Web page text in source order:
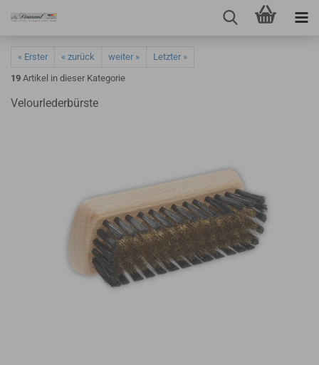
« Erster « zurück weiter »
Letzter »
19 Artikel in dieser Kategorie
Velourlederbürste